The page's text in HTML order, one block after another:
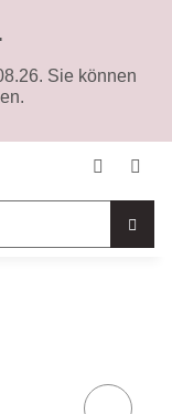
Sie können